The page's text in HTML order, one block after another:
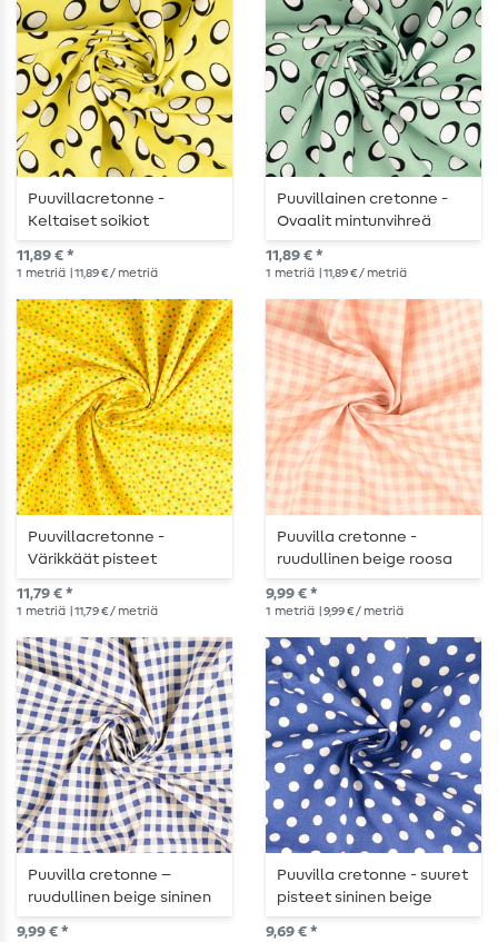
Puuvillacretonne -
Keltaiset soikiot
11,89 € *
1 metriä | 11,89 € / metriä
Puuvillainen cretonne -
Ovaalit mintunvihreä
11,89 € *
1 metriä | 11,89 € / metriä
Puuvillacretonne -
Värikkäät pisteet
keltainen
11,79 € *
1 metriä | 11,79 € / metriä
Puuvilla cretonne -
ruudullinen beige roosa
wash
9,99 € *
1 metriä | 9,99 € / metriä
Puuvilla cretonne –
ruudullinen beige sininen
wash
9,99 € *
Puuvilla cretonne - suuret
pisteet sininen beige
wash
9,69 € *